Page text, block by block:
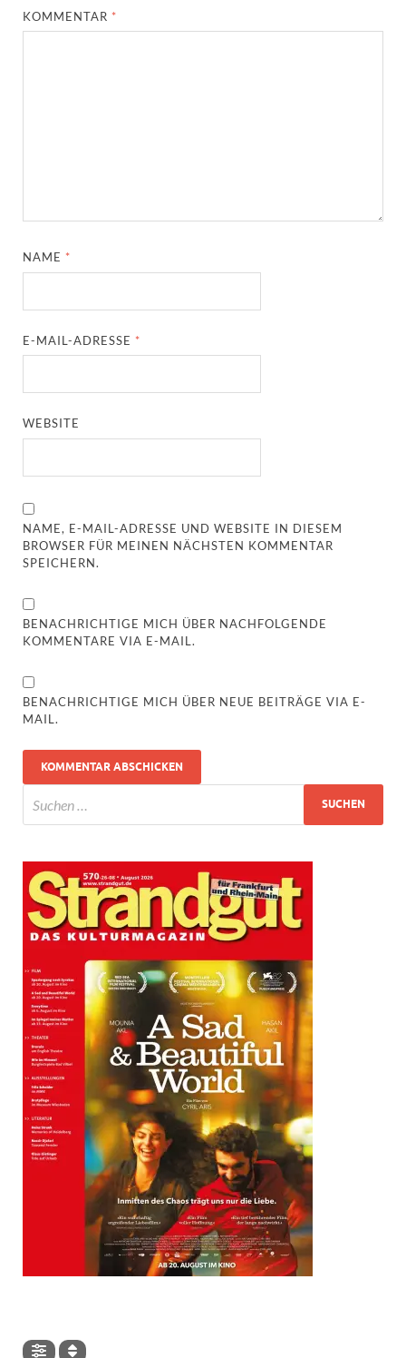
KOMMENTAR *
NAME *
E-MAIL-ADRESSE *
WEBSITE
NAME, E-MAIL-ADRESSE UND WEBSITE IN DIESEM
BROWSER FÜR MEINEN NÄCHSTEN KOMMENTAR
SPEICHERN.
BENACHRICHTIGE MICH ÜBER NACHFOLGENDE
KOMMENTARE VIA E-MAIL.
BENACHRICHTIGE MICH ÜBER NEUE BEITRÄGE VIA E-
MAIL.